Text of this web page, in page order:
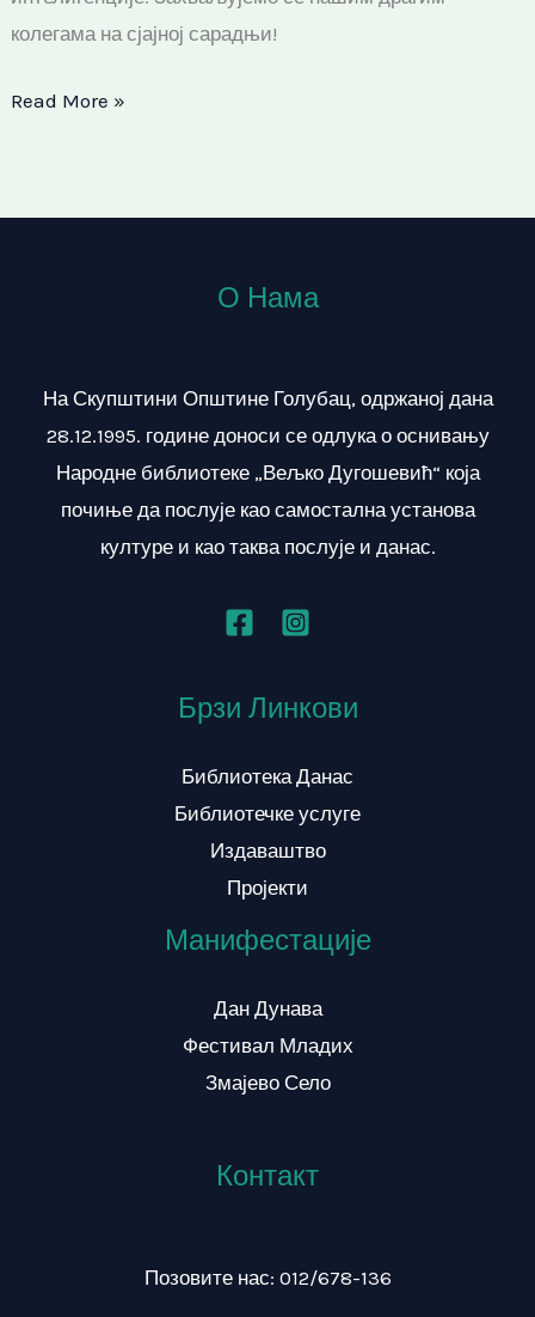
колегама на сјајној сарадњи!
Read More »
О Нама
На Скупштини Општине Голубац, одржаној дана
28.12.1995. године доноси се одлука о оснивању
Народне библиотеке „Вељко Дугошевић“ која
почиње да послује као самостална установа
културе и као таква послује и данас.
Брзи Линкови
Библиотека Данас
Библиотечке услуге
Издаваштво
Пројекти
Манифестације
Дан Дунава
Фестивал Младих
Змајево Село
Контакт
Позовите нас: 012/678-136